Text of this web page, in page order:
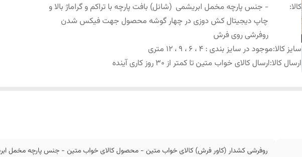
کالا:
- جنس پارچه مخمل ابریشمی (شانل) بافت پارچه با تراکم و گراماژ بالا و
چاپ دیجیتال کش دوزی در چهار گوشه محصول جهت فیکس شدن
روفرشی روی فرش
سایز کالا:موجود در سایز بندی : 4 ، 6 ، 9 ، 12 متری
ارسال کالا:ارسال کالای خواب متین تا کمتر از 30 روز کاری آینده
روفرشی کشدار (کاور فرش) کالای خواب متین - محصول کالای خواب متین - جنس پارچه مخمل